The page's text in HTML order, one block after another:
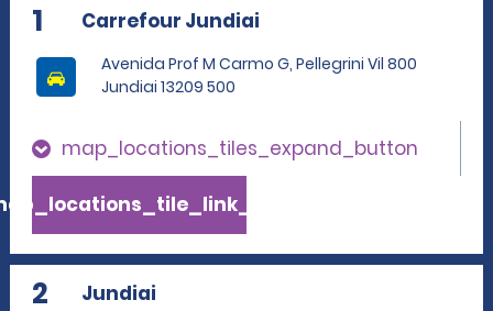
1 Carrefour Jundiai
Avenida Prof M Carmo G, Pellegrini Vil 800
Jundiai 13209 500
map_locations_tiles_expand_button
2 Jundiai